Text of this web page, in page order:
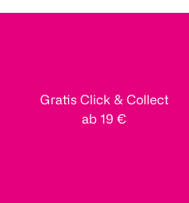
Gratis Click & Collect
ab 19 €